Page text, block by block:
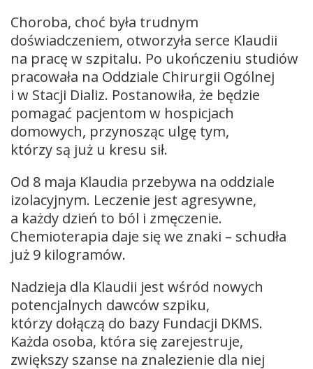
Choroba, choć była trudnym
doświadczeniem, otworzyła serce Klaudii
na pracę w szpitalu. Po ukończeniu studiów
pracowała na Oddziale Chirurgii Ogólnej
i w Stacji Dializ. Postanowiła, że będzie
pomagać pacjentom w hospicjach
domowych, przynosząc ulgę tym,
którzy są już u kresu sił.
Od 8 maja Klaudia przebywa na oddziale
izolacyjnym. Leczenie jest agresywne,
a każdy dzień to ból i zmęczenie.
Chemioterapia daje się we znaki – schudła
już 9 kilogramów.
Nadzieja dla Klaudii jest wśród nowych
potencjalnych dawców szpiku,
którzy dołączą do bazy Fundacji DKMS.
Każda osoba, która się zarejestruje,
zwiększy szanse na znalezienie dla niej